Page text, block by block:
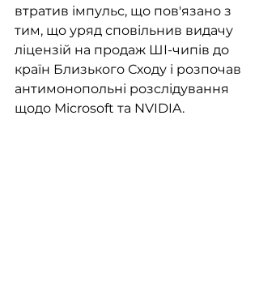
втратив імпульс, що пов'язано з
тим, що уряд сповільнив видачу
ліцензій на продаж ШІ-чипів до
країн Близького Сходу і розпочав
антимонопольні розслідування
щодо Microsoft та NVIDIA.